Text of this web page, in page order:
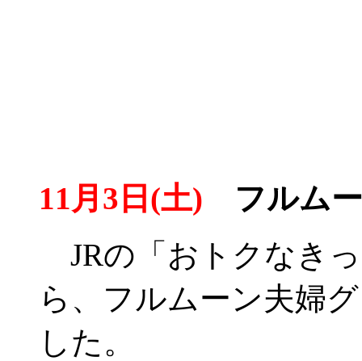
11月3日(土) フルム
JRの「おトクなき
ら、フルムーン夫婦
した。